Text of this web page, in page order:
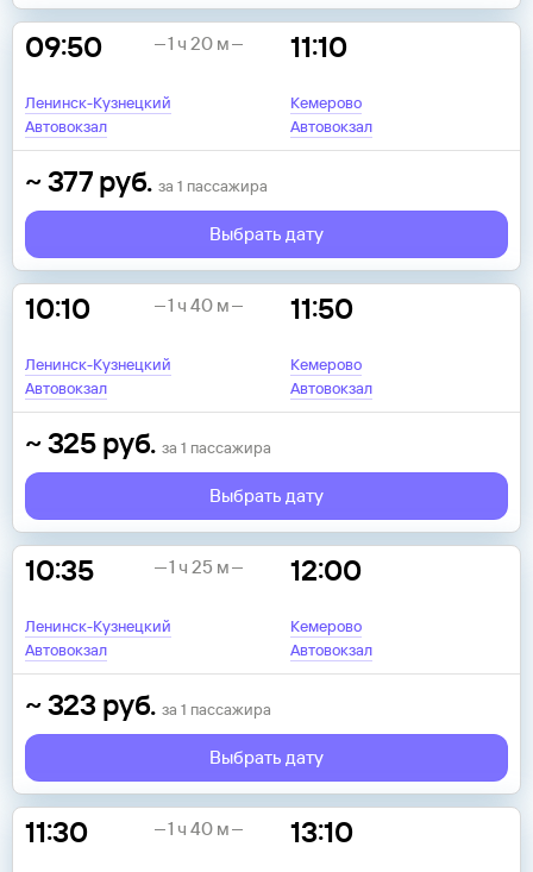
09:50
Ленинск-Кузнецкий
Автовокзал
11:10
Кемерово
Автовокзал
1 ч 20 м
~377 руб. за 1 пассажира
Выбрать дату
10:10
Ленинск-Кузнецкий
Автовокзал
11:50
Кемерово
Автовокзал
1 ч 40 м
~325 руб. за 1 пассажира
Выбрать дату
10:35
Ленинск-Кузнецкий
Автовокзал
12:00
Кемерово
Автовокзал
1 ч 25 м
~323 руб. за 1 пассажира
Выбрать дату
11:30 13:10
1 ч 40 м